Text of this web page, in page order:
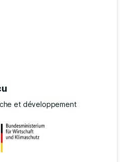
et développement